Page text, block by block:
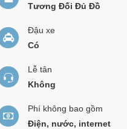
Tương Đối Đủ Đồ
Đậu xe
Có
Lễ tân
Không
Phí không bao gồm
Điện, nước, internet